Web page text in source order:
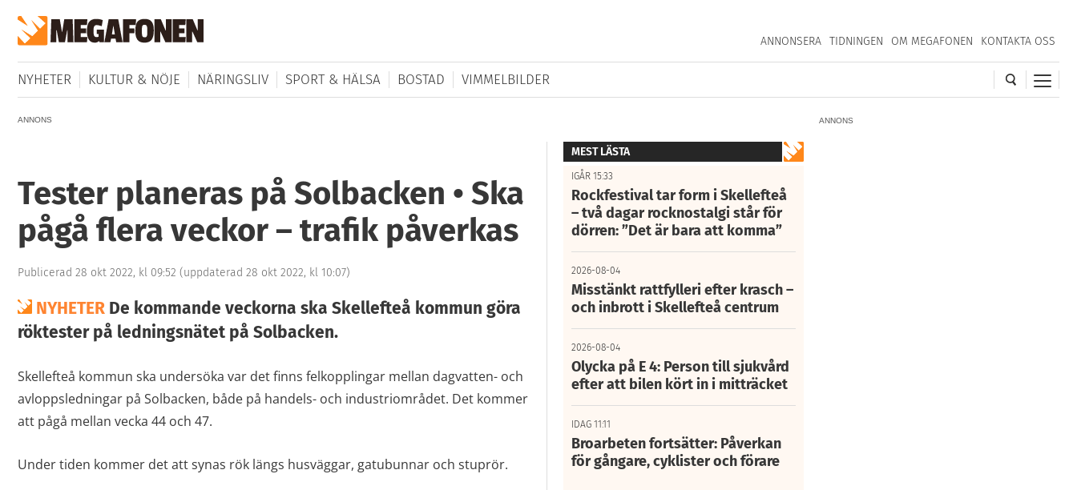
ANNONSERA TIDNINGEN OM MEGAFONEN KONTAKTA OSS
NYHETER KULTUR & NÖJE NÄRINGSLIV SPORT & HÄLSA BOSTAD VIMMELBILDER
ANNONS
ANNONS
Tester planeras på Solbacken • Ska
pågå flera veckor – trafik påverkas
Publicerad 28 okt 2022, kl 09:52 (uppdaterad 28 okt 2022, kl 10:07)
NYHETERDe kommande veckorna ska Skellefteå kommun göra
röktester på ledningsnätet på Solbacken.
Skellefteå kommun ska undersöka var det finns felkopplingar mellan dagvatten- och
avloppsledningar på Solbacken, både på handels- och industriområdet. Det kommer
att pågå mellan vecka 44 och 47.
Under tiden kommer det att synas rök längs husväggar, gatubunnar och stuprör.
MEST LÄSTA
IGÅR 15:33
Rockfestival tar form i Skellefteå
– två dagar rocknostalgi står för
dörren: ”Det är bara att komma”
2026-08-04
Misstänkt rattfylleri efter krasch –
och inbrott i Skellefteå centrum
2026-08-04
Olycka på E 4: Person till sjukvård
efter att bilen kört in i mitträcket
IDAG 11:11
Broarbeten fortsätter: Påverkan
för gångare, cyklister och förare